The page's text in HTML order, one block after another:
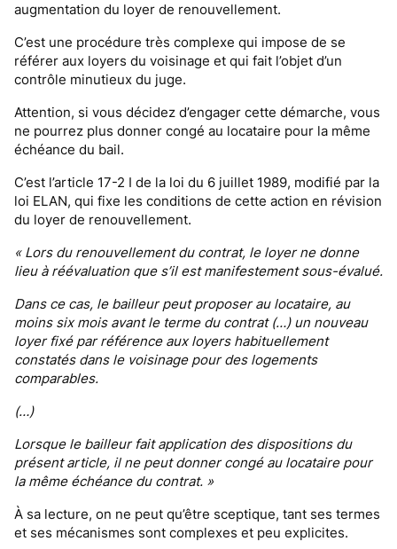
augmentation du loyer de renouvellement.
C’est une procédure très complexe qui impose de se
référer aux loyers du voisinage et qui fait l’objet d’un
contrôle minutieux du juge.
Attention, si vous décidez d’engager cette démarche, vous
ne pourrez plus donner congé au locataire pour la même
échéance du bail.
C’est l’article 17-2 I de la loi du 6 juillet 1989, modifié par la
loi ELAN, qui fixe les conditions de cette action en révision
du loyer de renouvellement.
« Lors du renouvellement du contrat, le loyer ne donne
lieu à réévaluation que s’il est manifestement sous-évalué.
Dans ce cas, le bailleur peut proposer au locataire, au
moins six mois avant le terme du contrat (…) un nouveau
loyer fixé par référence aux loyers habituellement
constatés dans le voisinage pour des logements
comparables.
(…)
Lorsque le bailleur fait application des dispositions du
présent article, il ne peut donner congé au locataire pour
la même échéance du contrat. »
À sa lecture, on ne peut qu’être sceptique, tant ses termes
et ses mécanismes sont complexes et peu explicites.